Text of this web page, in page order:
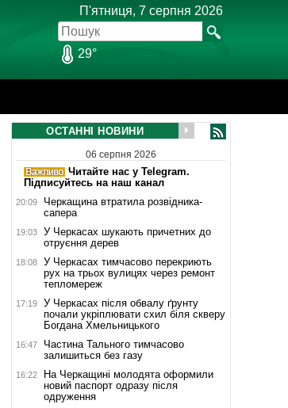
П'ятниця, 7 серпня 2026
29°
ОСТАННІ НОВИНИ
06 серпня 2026
Читайте нас у Telegram.
Підписуйтесь на наш канал
20:09
Черкащина втратила розвідника-
сапера
19:03
У Черкасах шукають причетних до
отруєння дерев
18:08
У Черкасах тимчасово перекриють
рух на трьох вулицях через ремонт
тепломереж
17:19
У Черкасах після обвалу ґрунту
почали укріплювати схил біля скверу
Богдана Хмельницького
16:47
Частина Тального тимчасово
залишиться без газу
16:22
На Черкащині молодята оформили
новий паспорт одразу після
одруження